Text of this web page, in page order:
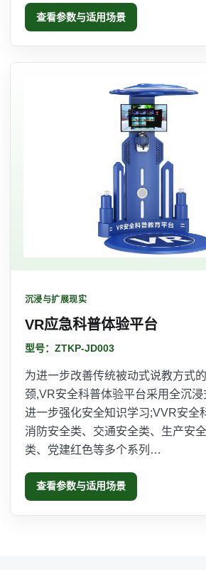
查看参数与适用场景
沉浸与扩展现实
VR应急科普体验平台
型号：ZTKP-JD003
为进一步改善传统被动式说教方式
颈,VR安全科普体验平台采用全沉
进一步强化安全知识学习;VVR安全
消防安全类、交通安全类、生产安
类、党建红色等多个系列…
查看参数与适用场景